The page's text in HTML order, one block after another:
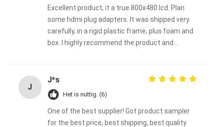
Excellent product, it a true 800x480 lcd. Plan
some hdmi plug adapters. It was shipped very
carefully, in a rigid plastic frame, plus foam and
box. I highly recommend the product and
J
J*s
Het is nuttig. (6)
One of the best supplier! Got product sampler
for the best price, best shipping, best quality